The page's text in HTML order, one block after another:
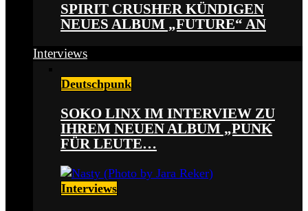
SPIRIT CRUSHER KÜNDIGEN
NEUES ALBUM „FUTURE“ AN
Interviews
Deutschpunk
SOKO LINX IM INTERVIEW ZU
IHREM NEUEN ALBUM „PUNK
FÜR LEUTE…
Interviews